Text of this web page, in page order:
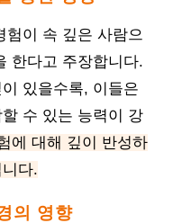
험이 속 깊은 사람으
한다고 주장합니다.
있을수록, 이들은
수 있는 능력이 강
에 대해 깊이 반성하
다.
의 영향